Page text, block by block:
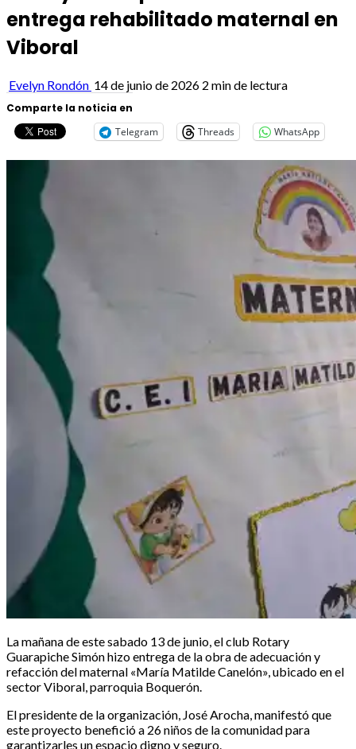
entrega rehabilitado maternal en
Viboral
Evelyn Rondón 14 de junio de 2026 2 min de lectura
Comparte la noticia en
Telegram
Threads WhatsApp
La mañana de este sabado 13 de junio, el club Rotary
Guarapiche Simón hizo entrega de la obra de adecuación y
refacción del maternal «María Matilde Canelón», ubicado en el
sector Viboral, parroquia Boquerón.
El presidente de la organización, José Arocha, manifestó que
este proyecto benefició a 26 niños de la comunidad para
garantizarles un espacio digno y seguro.